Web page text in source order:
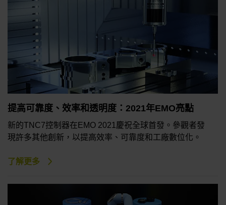
提高可靠度、效率和透明度：2021年EMO亮點
新的TNC7控制器在EMO 2021慶祝全球首發。參觀者發
現許多其他創新，以提高效率、可靠度和工廠數位化。
了解更多